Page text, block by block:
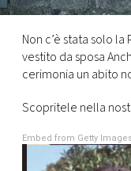
RMC
CONSIGLIA
Non c’è stata solo
vestito da sposa
cerimonia un abito
Scopritele nella
Embed from Getty Images